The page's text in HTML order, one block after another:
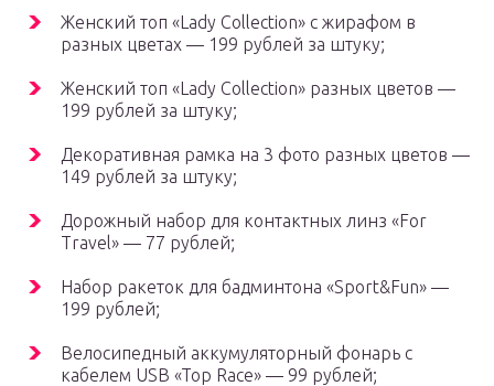
Женский топ «Lady Collection» с жирафом в
разных цветах — 199 рублей за штуку;
Женский топ «Lady Collection» разных цветов —
199 рублей за штуку;
Декоративная рамка на 3 фото разных цветов —
149 рублей за штуку;
Дорожный набор для контактных линз «For
Travel» — 77 рублей;
Набор ракеток для бадминтона «Sport&Fun» —
199 рублей;
Велосипедный аккумуляторный фонарь с
кабелем USB «Top Race» — 99 рублей;